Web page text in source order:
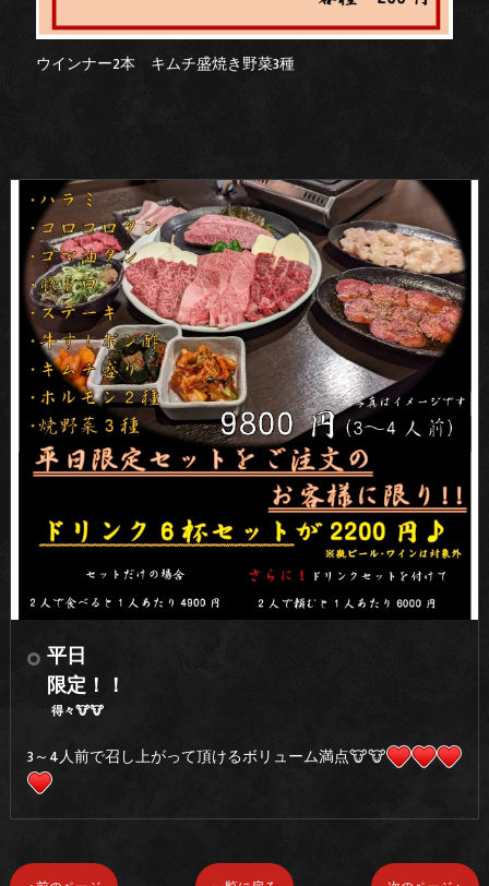
ウインナー2本 キムチ盛焼き野菜3種
平日
限定！！
得々🐮🐮
3～4人前で召し上がって頂けるボリューム満点🐮🐮